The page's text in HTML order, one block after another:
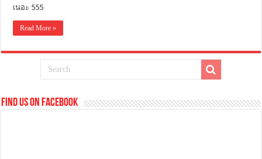
เนอะ 555
Read More »
Find us on Facebook